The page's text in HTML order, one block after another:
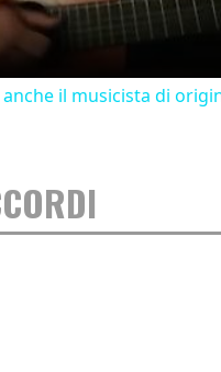
il musicista di